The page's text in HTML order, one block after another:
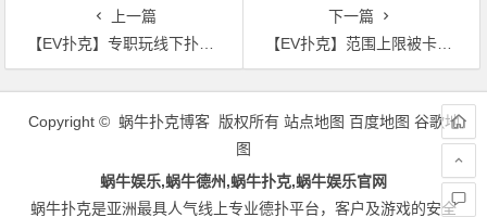
上一篇
【EV扑克】专职玩线下扑克能不能赚到理想收入？
下一篇
【EV扑克】范围上限被卡住：为什么你读懂了对手，却总是不敢下注？
文
Copyright © 蜗牛扑克博客 版权所有 站点地图 百度地图 谷歌地
图
蜗牛娱乐,蜗牛德州,蜗牛扑克,蜗牛娱乐官网
蜗牛扑克是亚洲最具人气线上专业德扑平台，客户及游戏的安全